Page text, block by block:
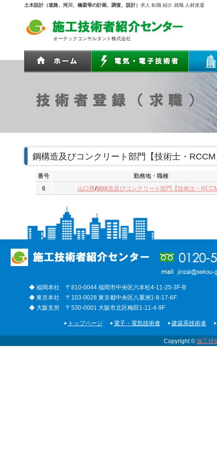
土木設計（道路、河川、橋梁等の計画、調査、設計） 求人 転職 紹介 就職 人材派遣
オーテックコンサルタント株式会社
鋼構造及びコンクリート部門【技術士・
番号
勤務地・職種
6
山口県/鋼構造及びコンクリート部門【技術士・
◆ 福岡本社 〒810-0044 福岡市中央区六本松4-11-25-3F-B
◆ 東京本社 〒103-0028 東京都中央区八重洲1-8-17-6F
◆ 大阪支所 〒530-0001 大阪市北区梅田1-11-4-9F
トップページ 電子・電気技術者 建築系技術者
Copyright © 施工技